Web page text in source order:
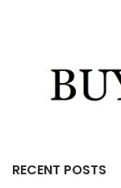
RECENT POSTS